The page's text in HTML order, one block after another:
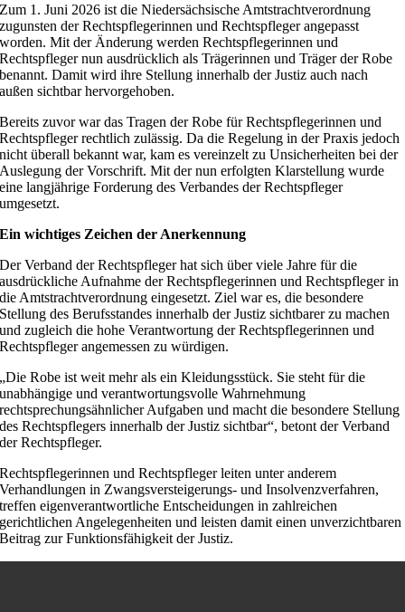
Zum 1. Juni 2026 ist die Niedersächsische Amtstrachtverordnung
zugunsten der Rechtspflegerinnen und Rechtspfleger angepasst
worden. Mit der Änderung werden Rechtspflegerinnen und
Rechtspfleger nun ausdrücklich als Trägerinnen und Träger der Robe
benannt. Damit wird ihre Stellung innerhalb der Justiz auch nach
außen sichtbar hervorgehoben.
Bereits zuvor war das Tragen der Robe für Rechtspflegerinnen und
Rechtspfleger rechtlich zulässig. Da die Regelung in der Praxis jedoch
nicht überall bekannt war, kam es vereinzelt zu Unsicherheiten bei der
Auslegung der Vorschrift. Mit der nun erfolgten Klarstellung wurde
eine langjährige Forderung des Verbandes der Rechtspfleger
umgesetzt.
Ein wichtiges Zeichen der Anerkennung
Der Verband der Rechtspfleger hat sich über viele Jahre für die
ausdrückliche Aufnahme der Rechtspflegerinnen und Rechtspfleger in
die Amtstrachtverordnung eingesetzt. Ziel war es, die besondere
Stellung des Berufsstandes innerhalb der Justiz sichtbarer zu machen
und zugleich die hohe Verantwortung der Rechtspflegerinnen und
Rechtspfleger angemessen zu würdigen.
„Die Robe ist weit mehr als ein Kleidungsstück. Sie steht für die
unabhängige und verantwortungsvolle Wahrnehmung
rechtsprechungsähnlicher Aufgaben und macht die besondere Stellung
des Rechtspflegers innerhalb der Justiz sichtbar“, betont der Verband
der Rechtspfleger.
Rechtspflegerinnen und Rechtspfleger leiten unter anderem
Verhandlungen in Zwangsversteigerungs- und Insolvenzverfahren,
treffen eigenverantwortliche Entscheidungen in zahlreichen
gerichtlichen Angelegenheiten und leisten damit einen unverzichtbaren
Beitrag zur Funktionsfähigkeit der Justiz.